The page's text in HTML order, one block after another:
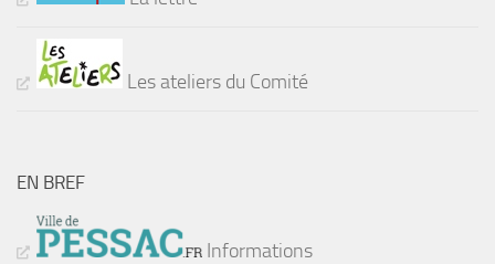
Les ateliers du Comité
EN BREF
Informations